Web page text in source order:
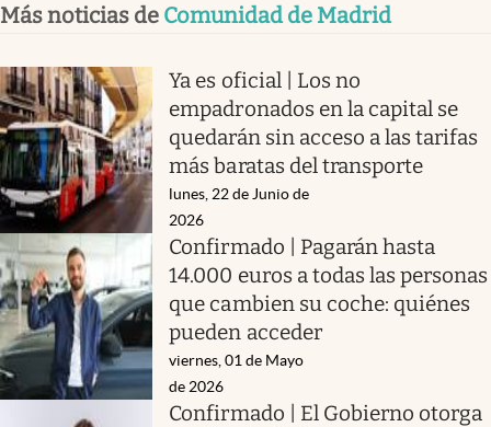
Más noticias de Comunidad de Madrid
Ya es oficial | Los no
empadronados en la capital se
quedarán sin acceso a las tarifas
más baratas del transporte
lunes, 22 de Junio de
2026
Confirmado | Pagarán hasta
14.000 euros a todas las personas
que cambien su coche: quiénes
pueden acceder
viernes, 01 de Mayo
de 2026
Confirmado | El Gobierno otorga